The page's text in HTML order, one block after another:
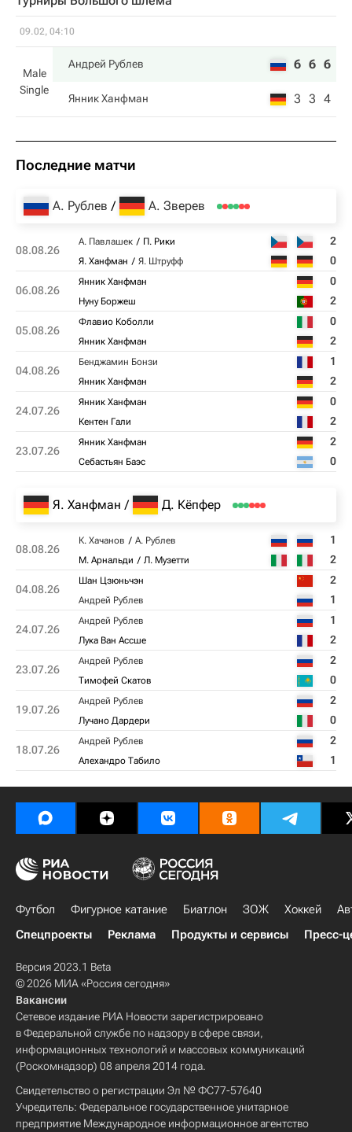
09.02, 04:10
Male
Single
Андрей Рублев 6 6 6
Янник Ханфман 3 3 4
Последние матчи
А. Рублев А. Зверев
08.08.26
А. Павлашек П. Рики 2
Я. Ханфман Я. Штруфф 0
06.08.26
Янник Ханфман 0
Нуну Боржеш 2
05.08.26
Флавио Коболли 0
Янник Ханфман 2
04.08.26
Бенджамин Бонзи 1
Янник Ханфман 2
24.07.26
Янник Ханфман 0
Кентен Гали 2
23.07.26
Янник Ханфман 2
Себастьян Баэс 0
Я. Ханфман Д. Кёпфер
08.08.26
К. Хачанов А. Рублев 1
М. Арнальди Л. Музетти 2
04.08.26
Шан Цзюньчэн 2
Андрей Рублев 1
24.07.26
Андрей Рублев 1
Лука Ван Ассше 2
23.07.26
Андрей Рублев 2
Тимофей Скатов 0
19.07.26
Андрей Рублев 2
Лучано Дардери 0
18.07.26
Андрей Рублев 2
Алехандро Табило 1
Футбол Фигурное катание Биатлон ЗОЖ Хоккей
Спецпроекты
Реклама Продукты и сервисы Пресс-
Версия 2023.1 Beta
© 2026 МИА «Россия сегодня»
Вакансии
Сетевое издание РИА Новости зарегистрировано
в Федеральной службе по надзору в сфере связи,
информационных технологий и массовых коммуникаций
(Роскомнадзор) 08 апреля 2014 года.
Свидетельство о регистрации Эл № ФС77-57640
Учредитель: Федеральное государственное унитарное
предприятие Международное информационное агентство